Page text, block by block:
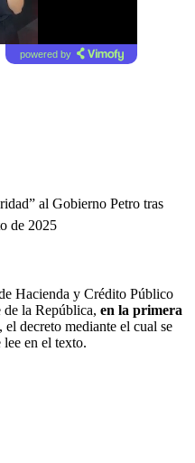
powered by
al Gobierno Petro tras
de 2025
Hacienda y Crédito Público
de la República, en la primera
, el decreto mediante el cual se
lee en el texto.